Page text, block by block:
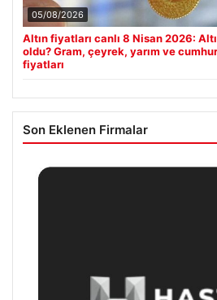
05/08/2026
Altın fiyatları canlı 8 Nisan 2026:
oldu? Gram, çeyrek, yarım ve
fiyatları
Son Eklenen Firmalar